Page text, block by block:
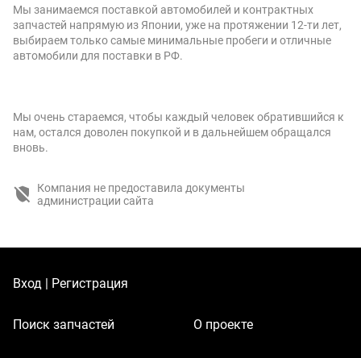
Мы занимаемся поставкой автомобилей и контрактных
запчастей напрямую из Японии, уже на протяжении 12-ти лет,
выбираем только самые минимальные пробеги и отличные
автомобили для поставки в РФ.
Мы очень стараемся, чтобы каждый человек обратившийся к
нам, остался доволен покупкой и в дальнейшем обращался
вновь.
Компания не предоставила документы
администрации сайта
Вход | Регистрация
Поиск запчастей О проекте